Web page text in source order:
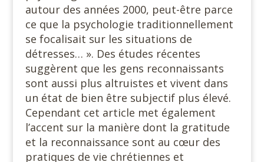
autour des années 2000, peut-être parce
ce que la psychologie traditionnellement
se focalisait sur les situations de
détresses… ». Des études récentes
suggèrent que les gens reconnaissants
sont aussi plus altruistes et vivent dans
un état de bien être subjectif plus élevé.
Cependant cet article met également
l’accent sur la manière dont la gratitude
et la reconnaissance sont au cœur des
pratiques de vie chrétiennes et